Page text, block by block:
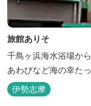
旅館ありそ
千鳥ヶ浜海水浴場か
あわびなど海の幸た
伊勢志摩